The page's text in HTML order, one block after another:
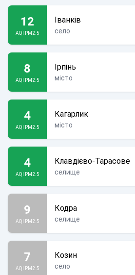
12
AQI PM2.5
Іванків
село
8
AQI PM2.5
Ірпінь
місто
4
AQI PM2.5
Кагарлик
місто
4
AQI PM2.5
Клавдієво-Тарасове
селище
9
AQI PM2.5
Кодра
селище
7
AQI PM2.5
Козин
село